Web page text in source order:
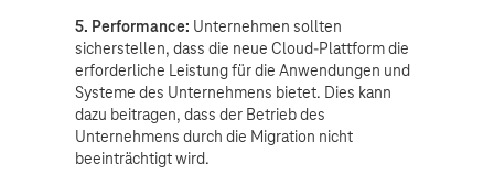
5. Performance: Unternehmen sollten
sicherstellen, dass die neue Cloud-Plattform die
erforderliche Leistung für die Anwendungen und
Systeme des Unternehmens bietet. Dies kann
dazu beitragen, dass der Betrieb des
Unternehmens durch die Migration nicht
beeinträchtigt wird.